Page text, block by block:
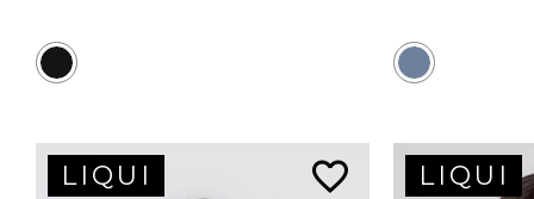
LIQUI favorite_border LIQUI